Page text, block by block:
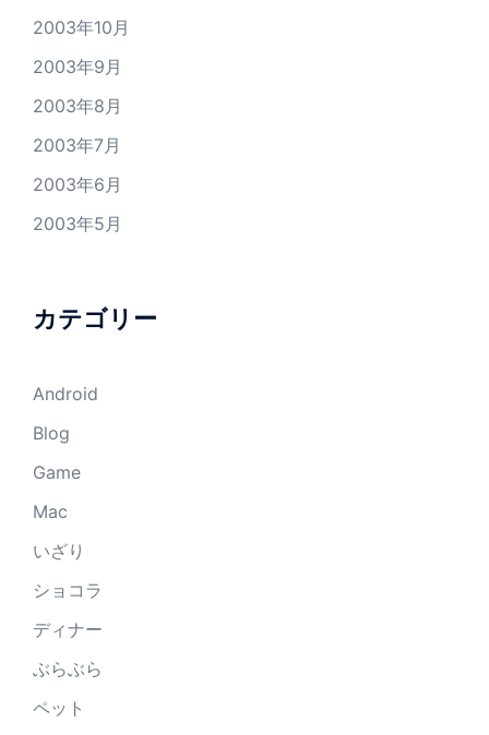
2003年10月
2003年9月
2003年8月
2003年7月
2003年6月
2003年5月
カテゴリー
Android
Blog
Game
Mac
いざり
ショコラ
ディナー
ぶらぶら
ペット